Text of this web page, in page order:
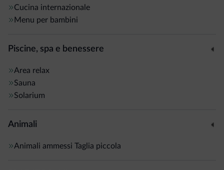
Cucina internazionale
Menu per bambini
Piscine, spa e benessere
Area relax
Sauna
Solarium
Animali
Animali ammessi Taglia piccola